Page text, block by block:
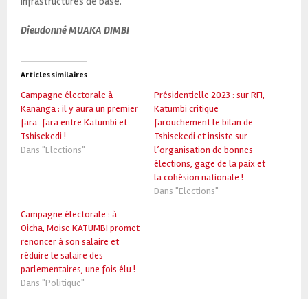
Dieudonné MUAKA DIMBI
Articles similaires
Campagne électorale à
Kananga : il y aura un premier
fara-fara entre Katumbi et
Tshisekedi !
Dans "Elections"
Présidentielle 2023 : sur RFI,
Katumbi critique
farouchement le bilan de
Tshisekedi et insiste sur
l’organisation de bonnes
élections, gage de la paix et
la cohésion nationale !
Dans "Elections"
Campagne électorale : à
Oicha, Moise KATUMBI promet
renoncer à son salaire et
réduire le salaire des
parlementaires, une fois élu !
Dans "Politique"